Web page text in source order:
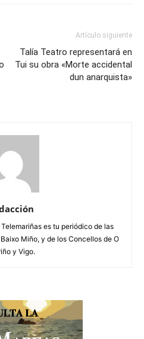
Artículo siguiente
Talía Teatro representará en
Tui su obra «Morte accidental
dun anarquista»
es tu periódico de las
Miño, y de los Concellos de O
y Vigo.